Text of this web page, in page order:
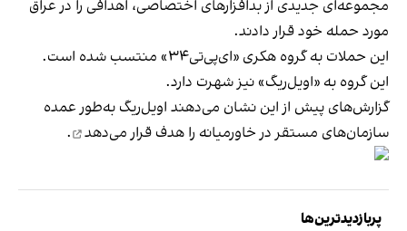
مجموعه‌ای جدیدی از بدافزارهای اختصاصی، اهدافی را در عراق
مورد حمله خود قرار دادند.
این حملات به گروه هکری «ای‌پی‌تی۳۴»
منتسب شده است.
این گروه به «اویل‌ریگ» نیز شهرت دارد.
گزارش‌های پیش از این نشان می‌دهند اویل‌ریگ به‌طور عمده
سازمان‌های مستقر در خاورمیانه را هدف قرار می‌دهد .
پربازدیدترین‌ها